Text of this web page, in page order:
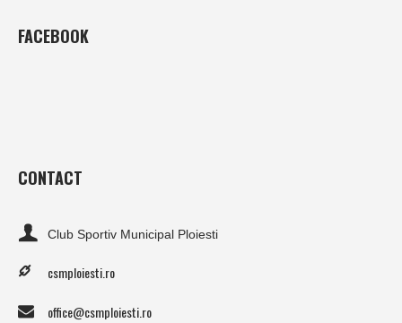
FACEBOOK
CONTACT
Club Sportiv Municipal Ploiesti
csmploiesti.ro
office@csmploiesti.ro